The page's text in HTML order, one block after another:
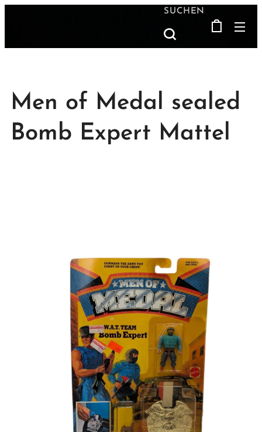
SUCHEN
Men of Medal sealed
Bomb Expert Mattel